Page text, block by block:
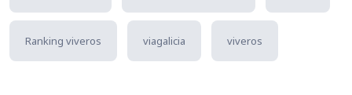
Ranking viveros viagalicia viveros